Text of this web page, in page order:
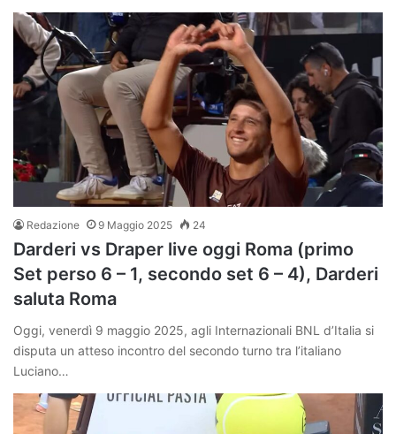
Redazione 9 Maggio 2025 24
Darderi vs Draper live oggi Roma (primo
Set perso 6 – 1, secondo set 6 – 4), Darderi
saluta Roma
Oggi, venerdì 9 maggio 2025, agli Internazionali BNL d’Italia si
disputa un atteso incontro del secondo turno tra l’italiano
Luciano…